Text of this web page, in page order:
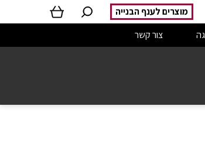
מוצרים לענף הבנייה
צור קשר